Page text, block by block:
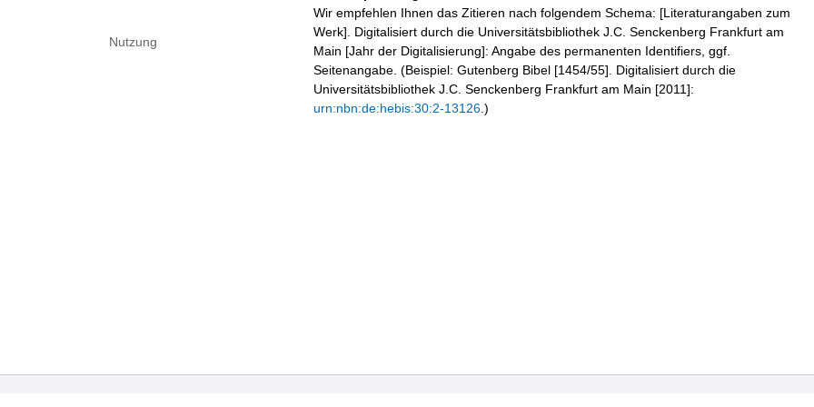
Nutzung
Wir empfehlen Ihnen das Zitieren nach folgendem Schema: [Literaturangaben zum
Werk]. Digitalisiert durch die Universitätsbibliothek J.C. Senckenberg Frankfurt am
Main [Jahr der Digitalisierung]: Angabe des permanenten Identifiers, ggf.
Seitenangabe. (Beispiel: Gutenberg Bibel [1454/55]. Digitalisiert durch die
Universitätsbibliothek J.C. Senckenberg Frankfurt am Main [2011]:
urn:nbn:de:hebis:30:2-13126 .)